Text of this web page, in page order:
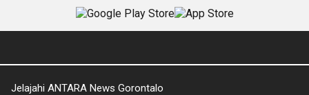
Jelajahi ANTARA News Gorontalo